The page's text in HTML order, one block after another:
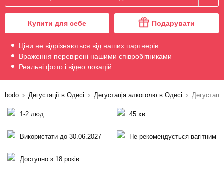
Купити для себе Подарувати
Ціни не відрізняються від наших партнерів
Враження перевірені нашими співробітниками
Реальні фото і відео локацій
bodo Дегустації в Одесі Дегустація алкоголю в Одесі
1-2 люд. 45 хв.
Використати до 30.06.2027 Не рекомендується вагітним
Доступно з 18 років